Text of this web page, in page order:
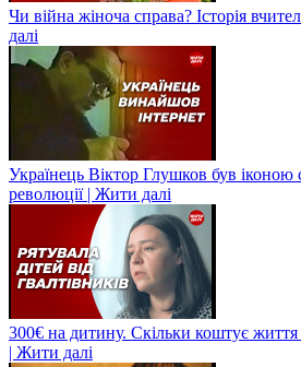
Чи війна жіноча справа? Історія
далі
Українець Віктор Глушков був іконою
революції | Жити далі
300€ на дитину. Скільки коштує
| Жити далі